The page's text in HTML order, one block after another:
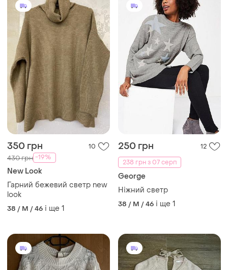
350 грн 10
430 грн -19%
New Look
Гарний бежевий светр new
look
38 / M / 46 і ще 1
250 грн
12
238 грн з 07 серп
George
Ніжний светр
38 / M / 46 і ще 1